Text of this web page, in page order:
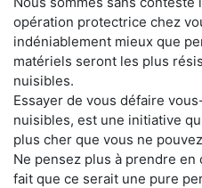
opération protectrice chez
indéniablement mieux que
matériels seront les plus
nuisibles.
Essayer de vous défaire
nuisibles, est une initiative
plus cher que vous ne
Ne pensez plus à prendre
fait que ce serait une pure